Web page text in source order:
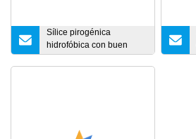
Sílice pirogénica
hidrofóbica con buen
precio utilizado para